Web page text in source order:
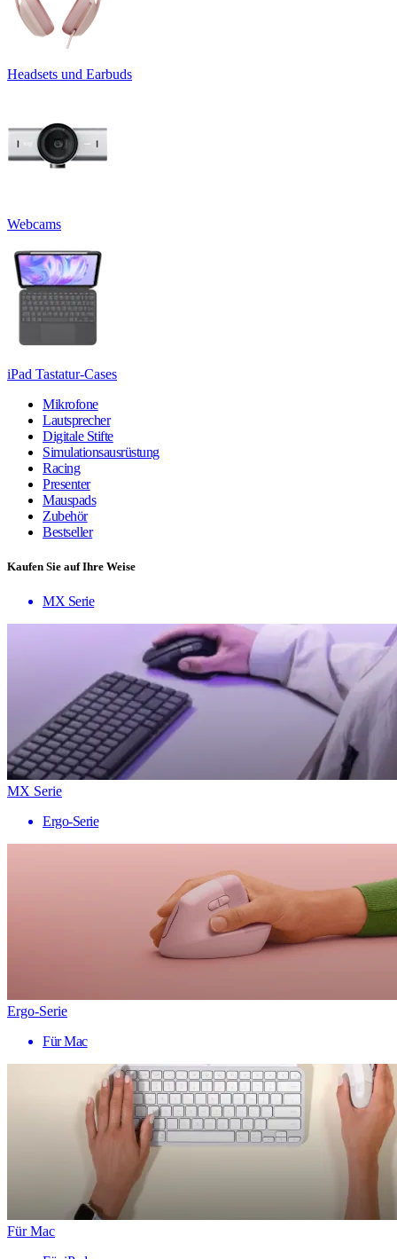
Headsets und Earbuds
Webcams
iPad Tastatur-Cases
Mikrofone
Lautsprecher
Digitale Stifte
Simulationsausrüstung
Racing
Presenter
Mauspads
Zubehör
Bestseller
Kaufen Sie auf Ihre Weise
MX Serie
MX Serie
Ergo-Serie
Ergo-Serie
Für Mac
Für Mac